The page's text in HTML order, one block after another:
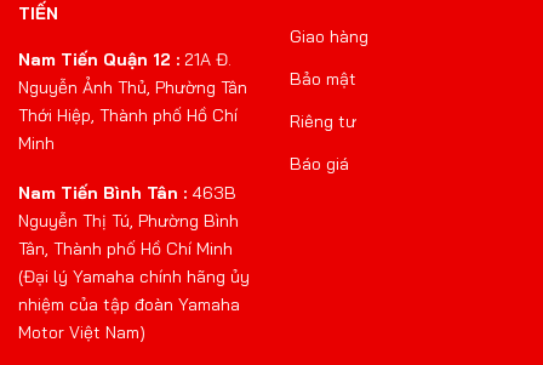
TIẾN
Nam Tiến Quận 12 : 21A Đ.
Nguyễn Ảnh Thủ, Phường Tân
Thới Hiệp, Thành phố Hồ Chí
Minh
Nam Tiến Bình Tân : 463B
Nguyễn Thị Tú, Phường Bình
Tân, Thành phố Hồ Chí Minh
(Đại lý Yamaha chính hãng ủy
nhiệm của tập đoàn Yamaha
Motor Việt Nam)
Giao hàng
Bảo mật
Riêng tư
Báo giá